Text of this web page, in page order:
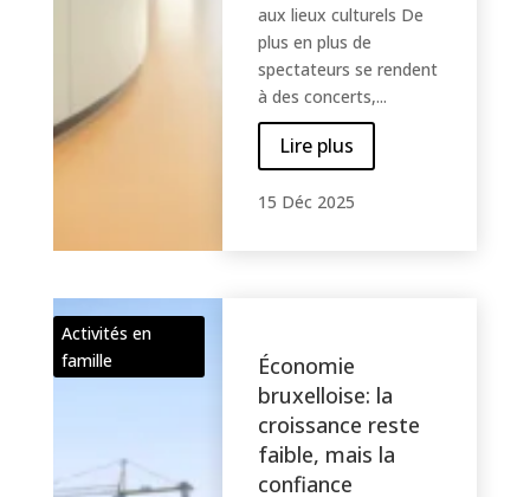
aux lieux culturels De
plus en plus de
spectateurs se rendent
à des concerts,...
Lire plus
15 Déc 2025
Activités en
famille
Économie
bruxelloise: la
croissance reste
faible, mais la
confiance